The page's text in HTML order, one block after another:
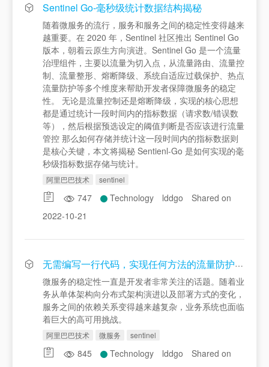
Sentinel Go-毫秒级统计数据结构揭秘
随着微服务的流行，服务和服务之间的稳定性变得越来
越重要。在 2020 年，Sentinel 社区推出 Sentinel Go
版本，朝着云原生方向演进。Sentinel Go 是一个流量
治理组件，主要以流量为切入点，从流量路由、流量控
制、流量整形、熔断降级、系统自适应过载保护、热点
流量防护等多个维度来帮助开发者保障微服务的稳定
性。 无论是流量控制还是熔断降级，实现的核心思想
都是通过统计一段时间内的指标数据（请求数/错误数
等），然后根据预选设定的阈值判断是否应该进行流量
管控 那么如何存储并统计这一段时间内的指标数据则
是核心关键，本文将揭秘 Sentienl-Go 是如何实现的毫
秒级指标数据存储与统计。
阿里巴巴技术 sentinel
747 Technology lddgo
Shared on
2022-10-21
无需编写一行代码，实现任何方法的流量防护能力
微服务的稳定性一直是开发者非常关注的话题。随着业
务从单体架构向分布式架构演进以及部署方式的变化，
服务之间的依赖关系变得越来越复杂，业务系统也面临
着巨大的高可用挑战。
阿里巴巴技术 微服务 sentinel
845 Technology lddgo
Shared on